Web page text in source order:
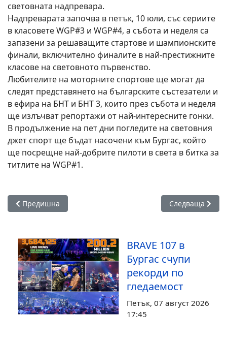
световната надпревара.
Надпреварата започва в петък, 10 юли, със сериите
в класовете WGP#3 и WGP#4, а събота и неделя са
запазени за решаващите стартове и шампионските
финали, включително финалите в най-престижните
класове на световното първенство.
Любителите на моторните спортове ще могат да
следят представянето на българските състезатели и
в ефира на БНТ и БНТ 3, които през събота и неделя
ще излъчват репортажи от най-интересните гонки.
В продължение на пет дни погледите на световния
джет спорт ще бъдат насочени към Бургас, който
ще посрещне най-добрите пилоти в света в битка за
титлите на WGP#1.
Предишна статия: „Черноморец 1919“ влиза в новия
Предишна Следваща
Следваща
BRAVE 107 в
Бургас счупи
рекорди по
гледаемост
Петък, 07 август 2026
17:45